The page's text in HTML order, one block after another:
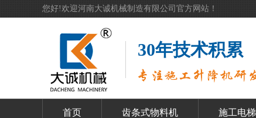
您好!欢迎河南大诚机械制造有限公司官方网站！
30年技术积累
首页 齿条式物料机 施工电梯